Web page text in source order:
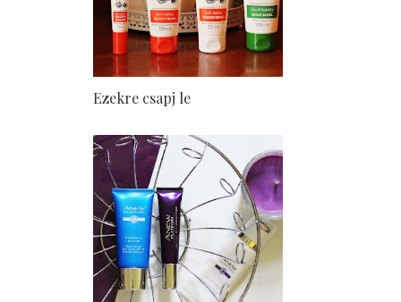
Ezekre csapj le